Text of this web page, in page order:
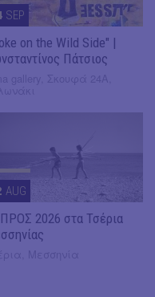
SEP
on the Wild Side" |
Πάτσιος
AUG
2026 στα Τσέρια